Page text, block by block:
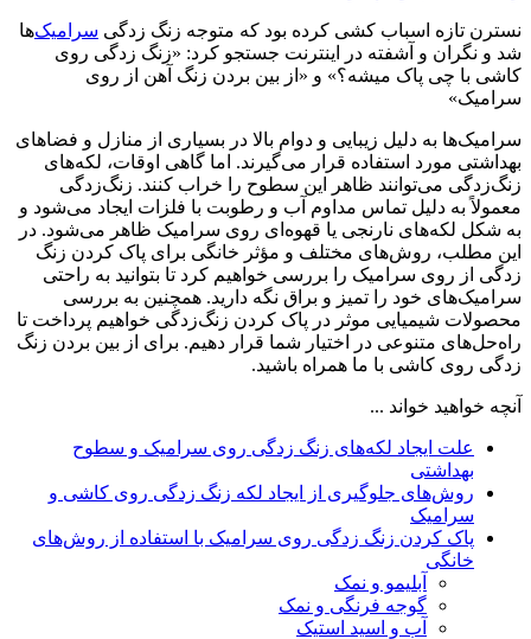
نسترن تازه اسباب کشی کرده بود که متوجه زنگ زدگی سرامیک‌ها
شد و نگران و آشفته در اینترنت جستجو کرد: «زنگ زدگی روی
کاشی با چی پاک میشه؟» و «از بین بردن زنگ آهن از روی
سرامیک»
سرامیک‌ها به دلیل زیبایی و دوام بالا در بسیاری از منازل و فضاهای
بهداشتی مورد استفاده قرار می‌گیرند. اما گاهی اوقات، لکه‌های
زنگ‌زدگی می‌توانند ظاهر این سطوح را خراب کنند. زنگ‌زدگی
معمولاً به دلیل تماس مداوم آب و رطوبت با فلزات ایجاد می‌شود و
به شکل لکه‌های نارنجی یا قهوه‌ای روی سرامیک ظاهر می‌شود. در
این مطلب، روش‌های مختلف و مؤثر خانگی برای پاک کردن زنگ
زدگی از روی سرامیک را بررسی خواهیم کرد تا بتوانید به راحتی
سرامیک‌های خود را تمیز و براق نگه دارید. همچنین به بررسی
محصولات شیمیایی موثر در پاک کردن زنگ‌زدگی خواهیم پرداخت تا
راه‌حل‌های متنوعی در اختیار شما قرار دهیم. برای از بین بردن زنگ
زدگی روی کاشی با ما همراه باشید.
آنچه خواهید خواند ...
علت ایجاد لکه‌های زنگ زدگی روی سرامیک و سطوح
بهداشتی
روش‌های جلوگیری از ایجاد لکه زنگ زدگی روی کاشی و
سرامیک
پاک کردن زنگ زدگی روی سرامیک با استفاده از روش‌های
خانگی
آبلیمو و نمک
گوجه فرنگی و نمک
آب و اسید استیک